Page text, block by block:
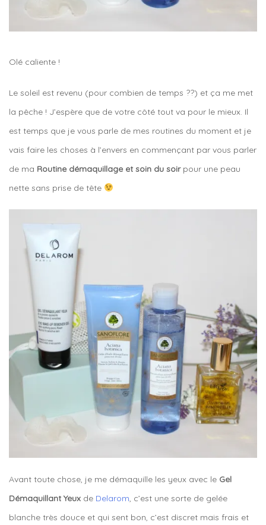
Olé caliente !
Le soleil est revenu (pour combien de temps ??) et ça me met
la pêche ! J’espère que de votre côté tout va pour le mieux. Il
est temps que je vous parle de mes routines du moment et je
vais faire les choses à l’envers en commençant par vous parler
de ma Routine démaquillage et soin du soirpour une peau
nette sans prise de tête
Avant toute chose, je me démaquille les yeux avec le Gel
Démaquillant Yeux de Delarom, c’est une sorte de gelée
blanche très douce et qui sent bon, c’est discret mais frais et